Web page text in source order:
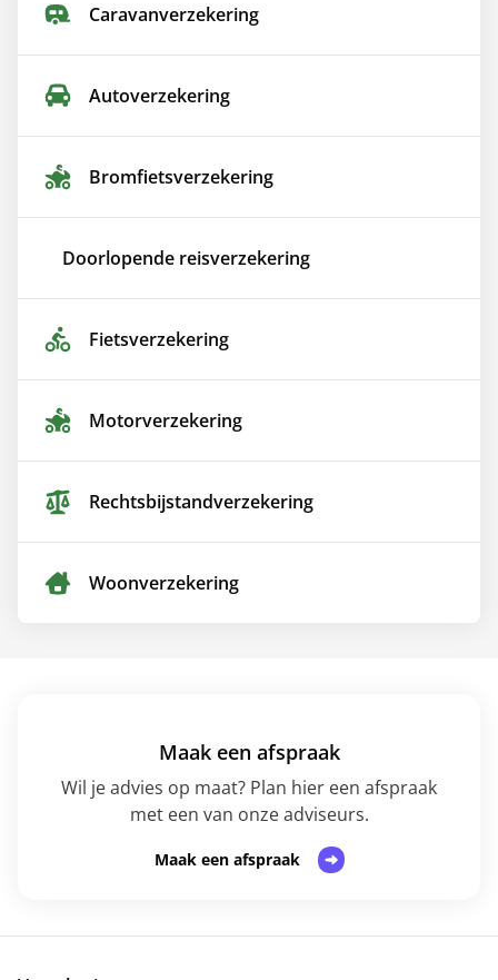
Caravan­verzekering
Auto­verzekering
Bromfiets­verzekering
Doorlopende reis­verzekering
Fiets­verzekering
Motor­verzekering
Rechtsbijstand­verzekering
Woon­verzekering
Maak een afspraak
Wil je advies op maat? Plan hier een afspraak
met een van onze adviseurs.
Maak een afspraak